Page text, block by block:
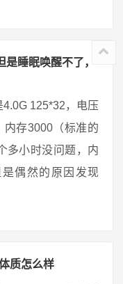
睡眠唤醒不了，
125*32，电压
内存3000（标准的
多小时没问题，内
偶然的原因发现
质怎么样